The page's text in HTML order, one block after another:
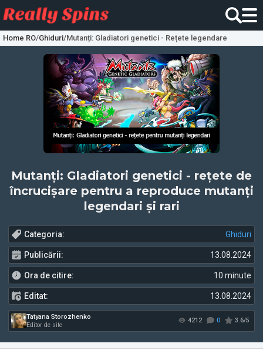
Home RO/Ghiduri/Mutanți: Gladiatori genetici - Rețete legendare
Mutanți: Gladiatori genetici - rețete de
încrucișare pentru a reproduce mutanți
legendari și rari
Categoria: Ghiduri
Publicării: 13.08.2024
Ora de citire: 10 minute
Editat: 13.08.2024